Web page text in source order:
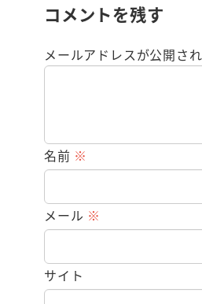
コメントを残す
メールアドレスが公開さ
名前 ※
メール ※
サイト